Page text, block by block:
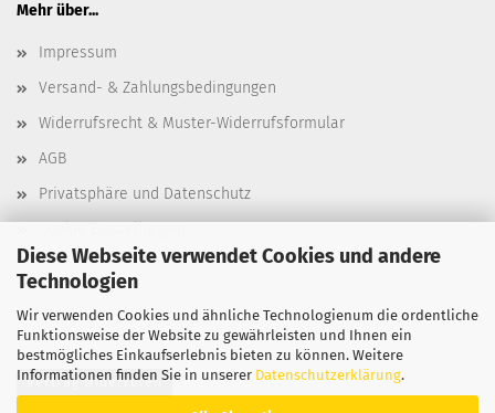
Diese Webseite verwendet Cookies und andere
Technologien
Wir verwenden Cookies und ähnliche Technologienum die ordentliche
Funktionsweise der Website zu gewährleisten und Ihnen ein
bestmögliches Einkaufserlebnis bieten zu können. Weitere
Informationen finden Sie in unserer Datenschutzerklärung.
Mehr über...
Impressum
Versand- & Zahlungsbedingungen
Widerrufsrecht & Muster-Widerrufsformular
AGB
Privatsphäre und Datenschutz
Vertrag widerrufen